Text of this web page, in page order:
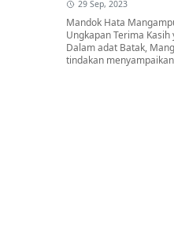
29 Sep, 2023
Mandok Hata
Ungkapan Terima
Dalam adat Batak,
tindakan